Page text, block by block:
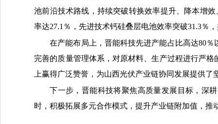
池前沿技术路线，持续突破转换效率提升、降本增
率达27.1％，先进技术钙硅叠层电池效率突破31.3％
在产能布局上，晋能科技先进产能占比高达80
完善的质量管理体系，对原材料、生产过程进行严
上赢得广泛赞誉，为山西光伏产业链协同发展提供了
下一步，晋能科技将聚焦高质量发展目标，深
时，积极拓展多元合作模式，提升产业链附加值，